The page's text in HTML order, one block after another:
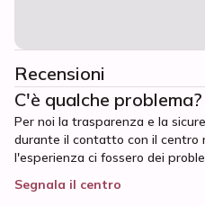
Recensioni
C'è qualche problema?
Per noi la trasparenza e la
durante il contatto con il centro
l'esperienza ci fossero dei
Segnala il centro